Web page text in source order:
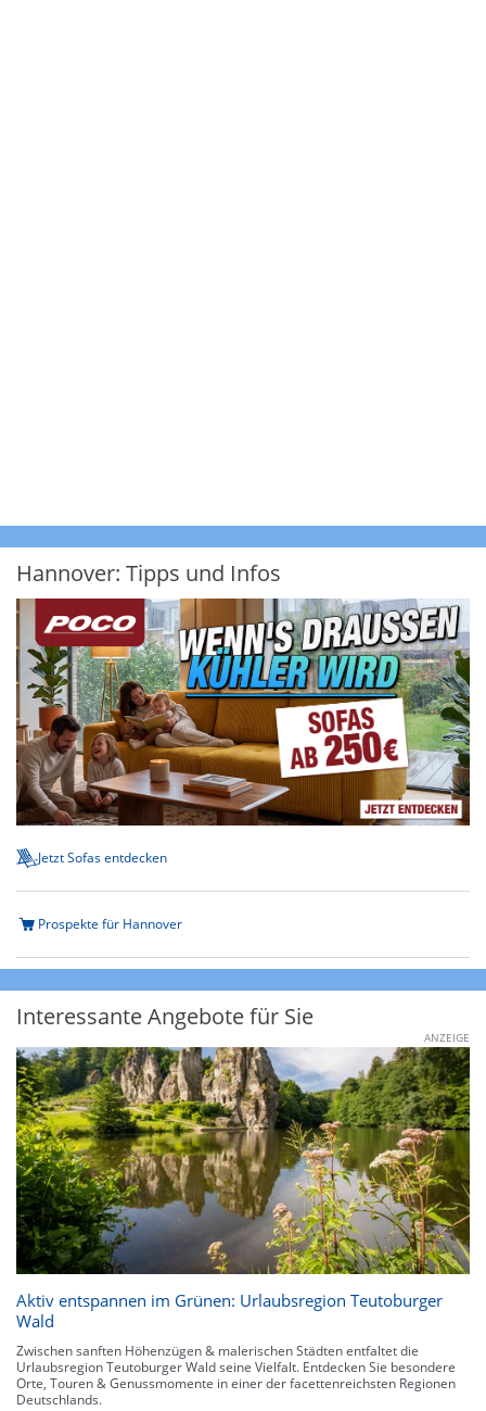
Hannover: Tipps und Infos
Jetzt Sofas entdecken
Prospekte für Hannover
Interessante Angebote für Sie
ANZEIGE
Aktiv entspannen im Grünen: Urlaubsregion Teutoburger
Wald
Zwischen sanften Höhenzügen & malerischen Städten entfaltet die
Urlaubsregion Teutoburger Wald seine Vielfalt. Entdecken Sie besondere
Orte, Touren & Genussmomente in einer der facettenreichsten Regionen
Deutschlands.